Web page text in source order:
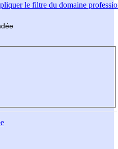
le filtre du domaine